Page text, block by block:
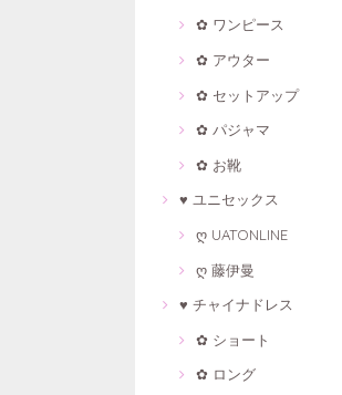
✿ ワンピース
✿ アウター
✿ セットアップ
✿ パジャマ
✿ お靴
♥ ユニセックス
ღ UATONLINE
ღ 藤伊曼
♥ チャイナドレス
✿ ショート
✿ ロング